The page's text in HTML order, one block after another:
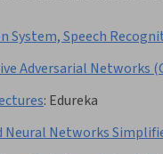
System, Speech
Adversarial Networks
: Edureka
Neural Networks